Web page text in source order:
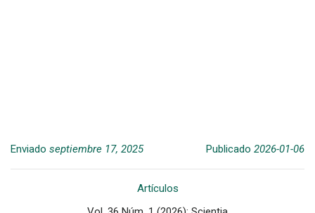
Enviado septiembre 17, 2025 Publicado 2026-01-06
Artículos